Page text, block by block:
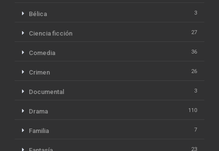
Bélica 3
Ciencia ficción 27
Comedia 36
Crimen 26
Documental 3
Drama 110
Familia 7
23